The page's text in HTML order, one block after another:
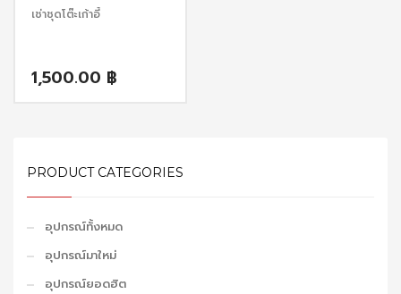
เช่าชุดโต๊ะเก้าอี้
1,500.00 ฿
PRODUCT CATEGORIES
อุปกรณ์ทั้งหมด
อุปกรณ์มาใหม่
อุปกรณ์ยอดฮิต